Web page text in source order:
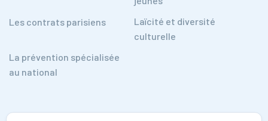
Les contrats parisiens
Laïcité et diversité
culturelle
La prévention spécialisée
au national